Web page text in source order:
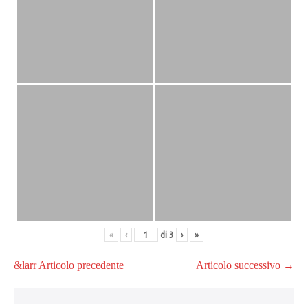
« ‹ di 3 › »
Navigazione
&larr Articolo precedente Articolo successivo →